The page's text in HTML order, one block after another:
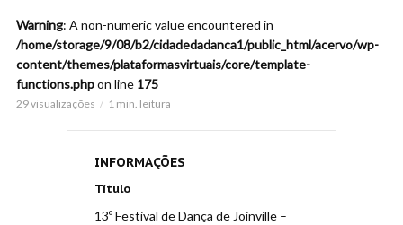
Warning: A non-numeric value encountered in
/home/storage/9/08/b2/cidadedadanca1/public_html/acervo/wp-
content/themes/plataformasvirtuais/core/template-
functions.phpon line 175
29 visualizações 1 min. leitura
INFORMAÇÕES
Título
13º Festival de Dança de Joinville –